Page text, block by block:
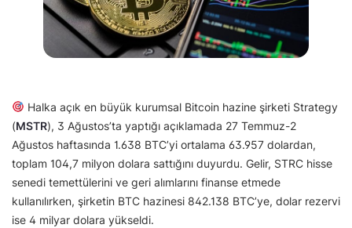
Halka açık en büyük kurumsal Bitcoin hazine şirketi Strategy
(MSTR), 3 Ağustos’ta yaptığı açıklamada 27 Temmuz-2
Ağustos haftasında 1.638 BTC’yi ortalama 63.957 dolardan,
toplam 104,7 milyon dolara sattığını duyurdu. Gelir, STRC hisse
senedi temettülerini ve geri alımlarını finanse etmede
kullanılırken, şirketin BTC hazinesi 842.138 BTC’ye, dolar rezervi
ise 4 milyar dolara yükseldi.